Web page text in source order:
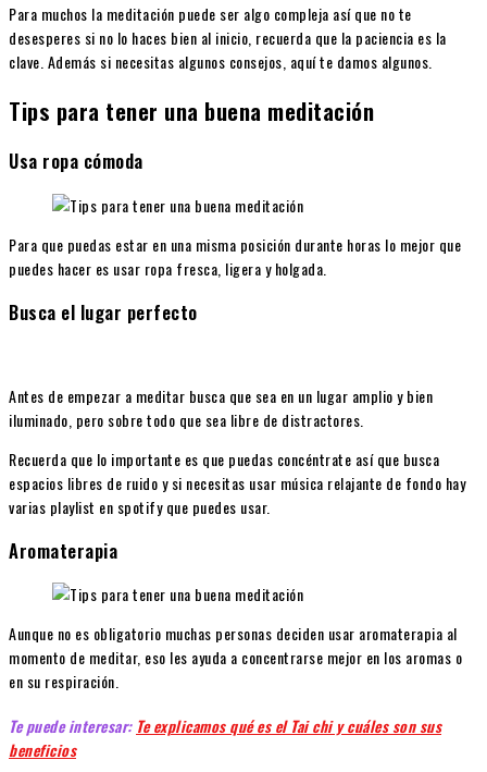
Para muchos la meditación puede ser algo compleja así que no te
desesperes si no lo haces bien al inicio, recuerda que la paciencia es la
clave. Además si necesitas algunos consejos, aquí te damos algunos.
Tips para tener una buena meditación
Usa ropa cómoda
Para que puedas estar en una misma posición durante horas lo mejor que
puedes hacer es usar ropa fresca, ligera y holgada.
Busca el lugar perfecto
Antes de empezar a meditar busca que sea en un lugar amplio y bien
iluminado, pero sobre todo que sea libre de distractores.
Recuerda que lo importante es que puedas concéntrate así que busca
espacios libres de ruido y si necesitas usar música relajante de fondo hay
varias playlist en spotify que puedes usar.
Aromaterapia
Aunque no es obligatorio muchas personas deciden usar aromaterapia al
momento de meditar, eso les ayuda a concentrarse mejor en los aromas o
en su respiración.
Te puede interesar: Te explicamos qué es el Tai chi y cuáles son sus
beneficios